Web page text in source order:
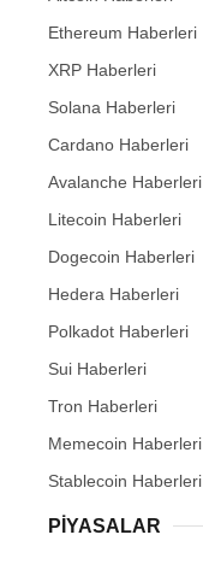
Ethereum Haberleri
XRP Haberleri
Solana Haberleri
Cardano Haberleri
Avalanche Haberleri
Litecoin Haberleri
Dogecoin Haberleri
Hedera Haberleri
Polkadot Haberleri
Sui Haberleri
Tron Haberleri
Memecoin Haberleri
Stablecoin Haberleri
PIYASALAR